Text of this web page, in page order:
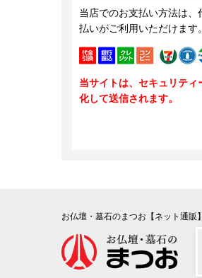
当店でのお支払い方法は
払いがご利用いただけます。
当サイトは、セキュリテ
化して送信されます。
お仏壇・墓石のまつお【ネット通販